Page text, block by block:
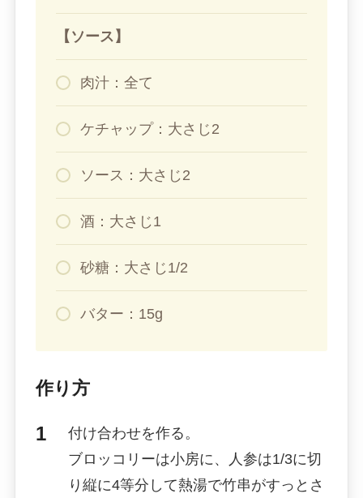
【ソース】
肉汁：全て
ケチャップ：大さじ2
ソース：大さじ2
酒：大さじ1
砂糖：大さじ1/2
バター：15g
作り方
付け合わせを作る。
ブロッコリーは小房に、人参は1/3に切
り縦に4等分して熱湯で竹串がすっとさ